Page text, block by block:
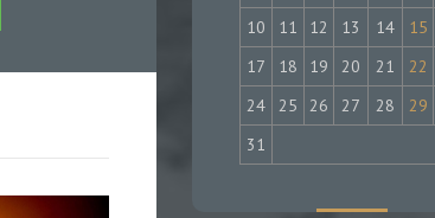
10
11 12 13 14 15
17
18 19 20 21 22
24
25 26 27 28 29
31